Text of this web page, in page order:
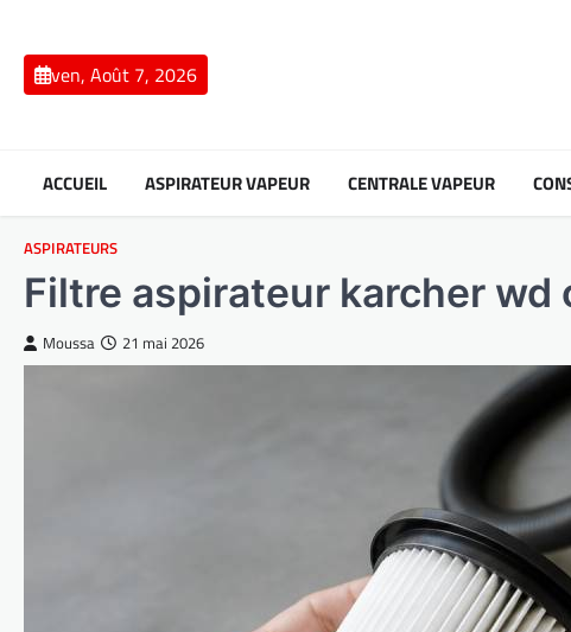
contentven, Août 7, 2026
ACCUEIL ASPIRATEUR VAPEUR CENTRALE VAPEUR
ASPIRATEURS
Filtre aspirateur karcher
Moussa 21 mai 2026